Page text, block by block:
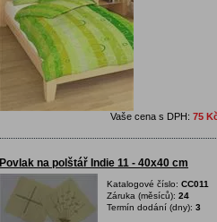
Vaše cena s DPH: 75
Povlak na polštář Indie 11 - 40x40 cm
Katalogové číslo: CC011
Záruka (měsíců): 24
Termín dodání (dny): 3